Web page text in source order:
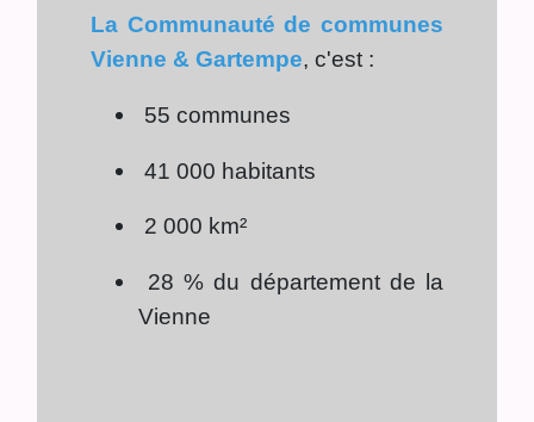
La Communauté de communes
Vienne & Gartempe, c'est :
55 communes
41 000 habitants
2 000 km²
28 % du département de la
Vienne